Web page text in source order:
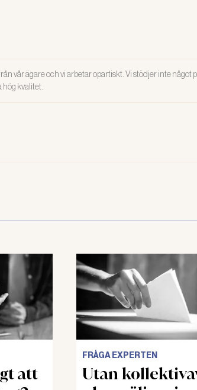
vår ägare och vi arbetar opartiskt. Vi stödjer inte något
kvalitet.
att
FRÅGA EXPERTEN
Utan